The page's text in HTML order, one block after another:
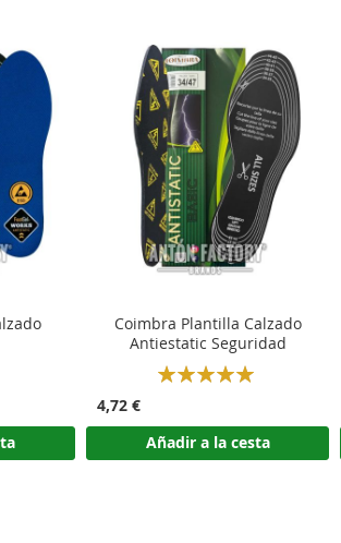
Coimbra Plantilla Calzado
Antiestatic Seguridad
Rating:
4,72 €
Añadir a la cesta